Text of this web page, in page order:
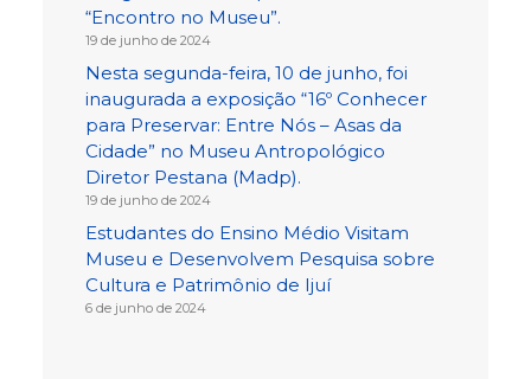
“Encontro no Museu”.
19 de junho de 2024
Nesta segunda-feira, 10 de junho, foi
inaugurada a exposição “16º Conhecer
para Preservar: Entre Nós – Asas da
Cidade” no Museu Antropológico
Diretor Pestana (Madp).
19 de junho de 2024
Estudantes do Ensino Médio Visitam
Museu e Desenvolvem Pesquisa sobre
Cultura e Patrimônio de Ijuí
6 de junho de 2024